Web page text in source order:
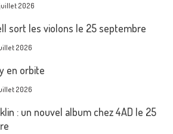
2026
sort les violons le 25 septembre
2026
en orbite
2026
: un nouvel album chez 4AD le 25